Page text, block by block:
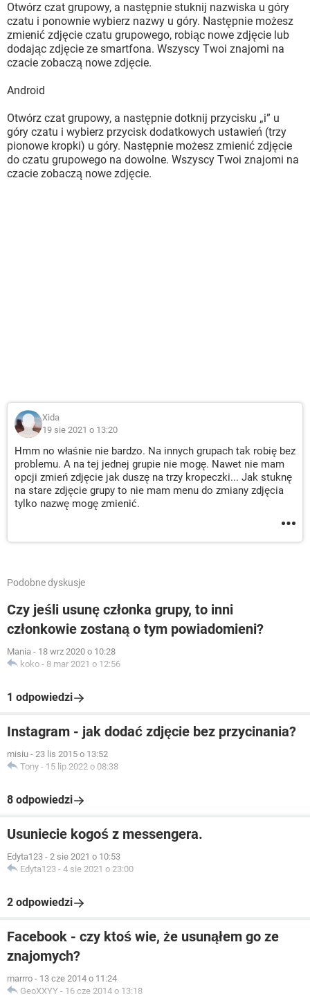
Otwórz czat grupowy, a następnie stuknij nazwiska u góry
czatu i ponownie wybierz nazwy u góry. Następnie możesz
zmienić zdjęcie czatu grupowego, robiąc nowe zdjęcie lub
dodając zdjęcie ze smartfona. Wszyscy Twoi znajomi na
czacie zobaczą nowe zdjęcie.
Android
Otwórz czat grupowy, a następnie dotknij przycisku „i” u
góry czatu i wybierz przycisk dodatkowych ustawień (trzy
pionowe kropki) u góry. Następnie możesz zmienić zdjęcie
do czatu grupowego na dowolne. Wszyscy Twoi znajomi na
czacie zobaczą nowe zdjęcie.
Xida
19 sie 2021 o 13:20
Hmm no właśnie nie bardzo. Na innych grupach tak robię bez
problemu. A na tej jednej grupie nie mogę. Nawet nie mam
opcji zmień zdjęcie jak duszę na trzy kropeczki... Jak stuknę
na stare zdjęcie grupy to nie mam menu do zmiany zdjęcia
tylko nazwę mogę zmienić.
Podobne dyskusje
Czy jeśli usunę członka grupy, to inni
członkowie zostaną o tym powiadomieni?
Mania - 18 wrz 2020 o 10:28
koko - 8 mar 2021 o 12:56
1 odpowiedzi
Instagram - jak dodać zdjęcie bez przycinania?
misiu - 23 lis 2015 o 13:52
Tony - 15 lip 2022 o 08:38
8 odpowiedzi
Usuniecie kogoś z messengera.
Edyta123 - 2 sie 2021 o 10:53
Edyta123 - 4 sie 2021 o 23:00
2 odpowiedzi
Facebook - czy ktoś wie, że usunąłem go ze
znajomych?
marrro - 13 cze 2014 o 11:24
GeoXXYY - 16 cze 2014 o 13:18